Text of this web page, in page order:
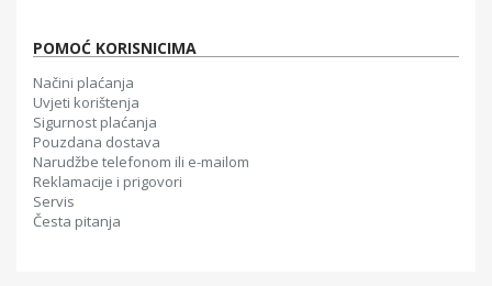
POMOĆ KORISNICIMA
Načini plaćanja
Uvjeti korištenja
Sigurnost plaćanja
Pouzdana dostava
Narudžbe telefonom ili e-mailom
Reklamacije i prigovori
Servis
Česta pitanja